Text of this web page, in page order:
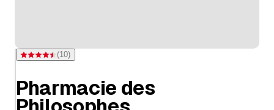
Note 4,5 sur 5 étoiles pour 10 évaluations
(10)
Pharmacie des